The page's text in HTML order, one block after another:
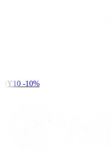
-10%